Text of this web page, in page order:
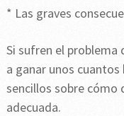
* Las graves
Si sufren el problema
a ganar unos
sencillos sobre cómo
adecuada.